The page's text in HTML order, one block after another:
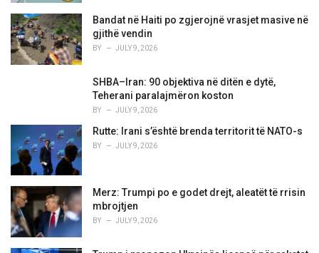
Bandat në Haiti po zgjerojnë vrasjet masive në
gjithë vendin
BY JULY 9, 2026
SHBA–Iran: 90 objektiva në ditën e dytë,
Teherani paralajmëron koston
BY JULY 9, 2026
Rutte: Irani s’është brenda territorit të NATO-s
BY JULY 9, 2026
Merz: Trumpi po e godet drejt, aleatët të rrisin
mbrojtjen
BY JULY 9, 2026